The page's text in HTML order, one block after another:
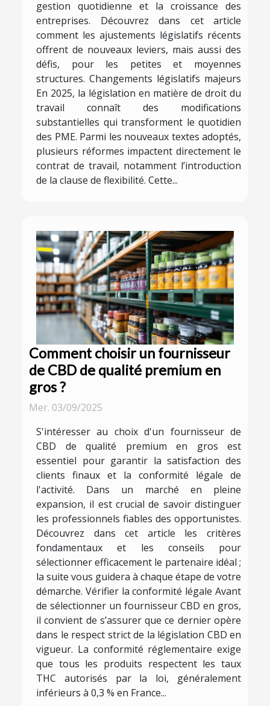
gestion quotidienne et la croissance des
entreprises. Découvrez dans cet article
comment les ajustements législatifs récents
offrent de nouveaux leviers, mais aussi des
défis, pour les petites et moyennes
structures. Changements législatifs majeurs
En 2025, la législation en matière de droit du
travail connaît des modifications
substantielles qui transforment le quotidien
des PME. Parmi les nouveaux textes adoptés,
plusieurs réformes impactent directement le
contrat de travail, notamment l’introduction
de la clause de flexibilité. Cette...
Comment choisir un fournisseur
de CBD de qualité premium en
gros ?
Mer. 03/09/2025
S'intéresser au choix d'un fournisseur de
CBD de qualité premium en gros est
essentiel pour garantir la satisfaction des
clients finaux et la conformité légale de
l'activité. Dans un marché en pleine
expansion, il est crucial de savoir distinguer
les professionnels fiables des opportunistes.
Découvrez dans cet article les critères
fondamentaux et les conseils pour
sélectionner efficacement le partenaire idéal ;
la suite vous guidera à chaque étape de votre
démarche. Vérifier la conformité légale Avant
de sélectionner un fournisseur CBD en gros,
il convient de s’assurer que ce dernier opère
dans le respect strict de la législation CBD en
vigueur. La conformité réglementaire exige
que tous les produits respectent les taux
THC autorisés par la loi, généralement
inférieurs à 0,3 % en France...